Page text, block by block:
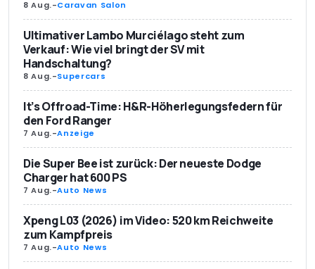
8 Aug.-Caravan Salon
Ultimativer Lambo Murciélago steht zum
Verkauf: Wie viel bringt der SV mit
Handschaltung?
8 Aug.-Supercars
It’s Offroad-Time: H&R-Höherlegungsfedern für
den Ford Ranger
7 Aug.-Anzeige
Die Super Bee ist zurück: Der neueste Dodge
Charger hat 600 PS
7 Aug.-Auto News
Xpeng L03 (2026) im Video: 520 km Reichweite
zum Kampfpreis
7 Aug.-Auto News